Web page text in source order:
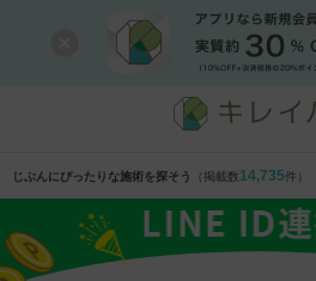
キレイパス｜美容医療チケ
じぶんにぴったりな施術を探そう （掲載数14,735件）